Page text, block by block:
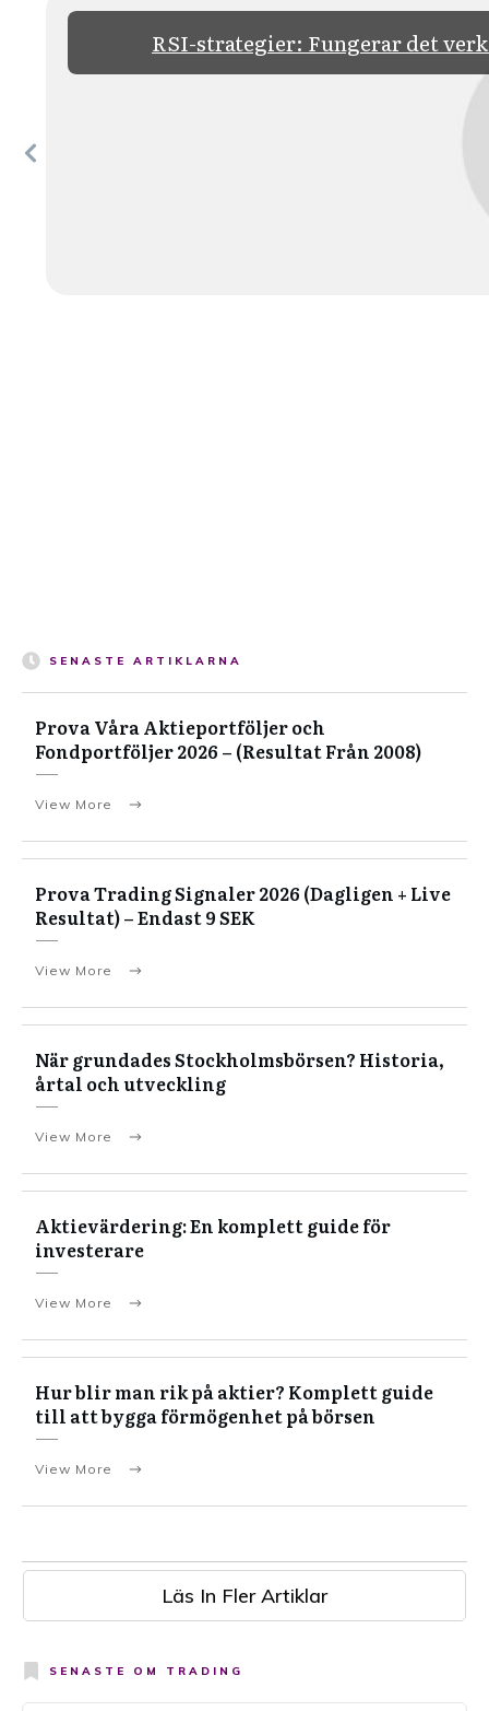
RSI-strategier: Fungerar det
SENASTE ARTIKLARNA
Prova Våra Aktieportföljer och
Fondportföljer 2026 – (Resultat Från 2008)
View More
Prova Trading Signaler 2026 (Dagligen + Live
Resultat) – Endast 9 SEK
View More
När grundades Stockholmsbörsen? Historia,
årtal och utveckling
View More
Aktievärdering: En komplett guide för
investerare
View More
Hur blir man rik på aktier? Komplett guide
till att bygga förmögenhet på börsen
View More
Läs In Fler Artiklar
SENASTE OM TRADING